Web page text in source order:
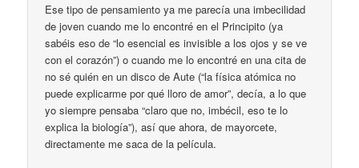
Ese tipo de pensamiento ya me parecía una imbecilidad
de joven cuando me lo encontré en el Principito (ya
sabéis eso de “lo esencial es invisible a los ojos y se ve
con el corazón”) o cuando me lo encontré en una cita de
no sé quién en un disco de Aute (“la física atómica no
puede explicarme por qué lloro de amor”, decía, a lo que
yo siempre pensaba “claro que no, imbécil, eso te lo
explica la biología”), así que ahora, de mayorcete,
directamente me saca de la película.